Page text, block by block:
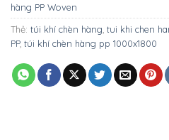
hàng PP Woven
Thẻ: túi khí chèn hàng, tui khi chen
PP, túi khí chèn hàng pp 1000x1800